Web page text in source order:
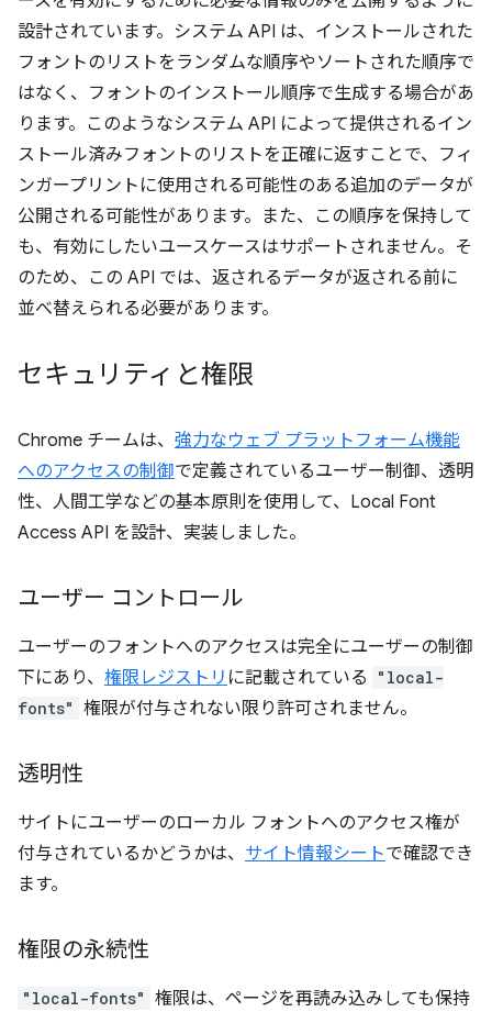
設計されています。システム API は、インストールされた
フォントのリストをランダムな順序やソートされた順序で
はなく、フォントのインストール順序で生成する場合があ
ります。このようなシステム API によって提供されるイン
ストール済みフォントのリストを正確に返すことで、フィ
ンガープリントに使用される可能性のある追加のデータが
公開される可能性があります。また、この順序を保持して
も、有効にしたいユースケースはサポートされません。そ
のため、この API では、返されるデータが返される前に
並べ替えられる必要があります。
セキュリティと権限
Chrome チームは、 強力なウェブ プラットフォーム機能
へのアクセスの制御で定義されているユーザー制御、透明
性、人間工学などの基本原則を使用して、Local Font
Access API を設計、実装しました。
ユーザー コントロール
ユーザーのフォントへのアクセスは完全にユーザーの制御
下にあり、 権限レジストリ に記載されている
"local-
fonts" 権限が付与されない限り許可されません。
透明性
サイトにユーザーのローカル フォントへのアクセス権が
付与されているかどうかは、 サイト情報シートで確認でき
ます。
権限の永続性
"local-fonts" 権限は、ページを再読み込みしても保持